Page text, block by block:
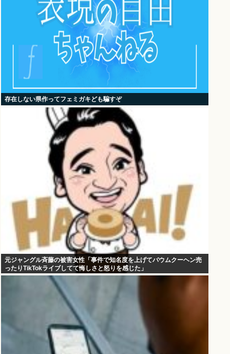
存在しない県作ってフェミガキども騙すぞ
元ジャングル斉藤の被害女性「事件で知名度を上げてバウムクーヘン売
ったりTikTokライブしてて悔しさと怒りを感じた」